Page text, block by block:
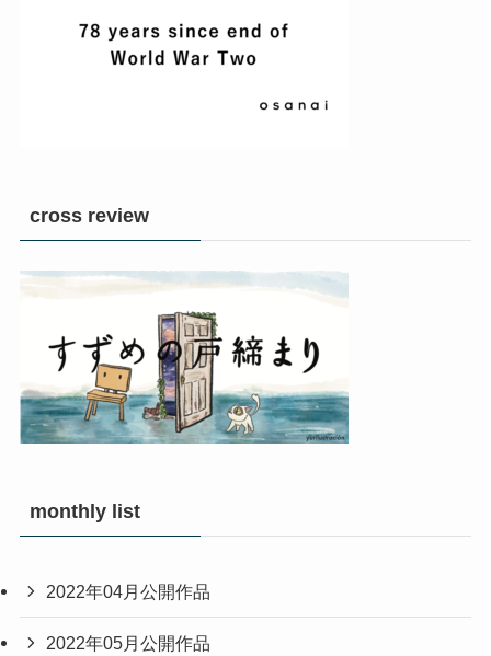
cross review
monthly list
2022年04月公開作品
2022年05月公開作品